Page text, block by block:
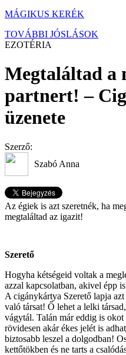
MÁGIKUS KERÉK
TOVÁBBI JÓSLÁSOK
EZOTÉRIA
Megtaláltad a
partnert! –
üzenete
Szerző:
Szabó Anna
Az égiek is azt szeretnék, ha
megtaláltad az igazit!
Szerető
Hogyha kétségeid voltak a
azzal kapcsolatban, akivel épp
A cigánykártya Szerető lapja
való társat! Ő lehet a lelki
vágytál. Talán már eddig is
rövidesen akár ékes jelét is
biztosabb leszel a dolgodban!
kettőtökben és ne tarts a